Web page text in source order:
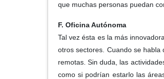
que muchas personas puedan
F. Oficina Autónoma
Tal vez ésta es la más
otros sectores. Cuando se
remotas. Sin duda, las
como si podrían estarlo las